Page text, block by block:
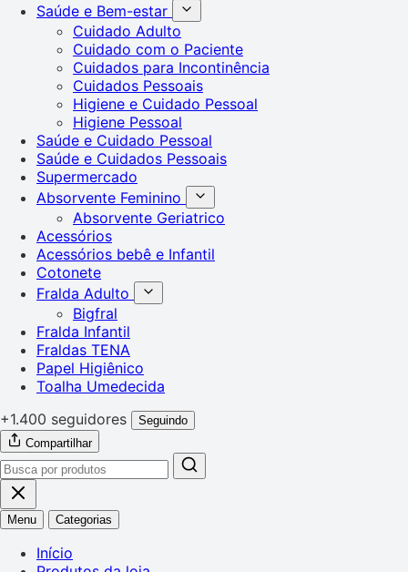
Saúde e Bem-estar
Cuidado Adulto
Cuidado com o Paciente
Cuidados para Incontinência
Cuidados Pessoais
Higiene e Cuidado Pessoal
Higiene Pessoal
Saúde e Cuidado Pessoal
Saúde e Cuidados Pessoais
Supermercado
Absorvente Feminino
Absorvente Geriatrico
Acessórios
Acessórios bebê e Infantil
Cotonete
Fralda Adulto
Bigfral
Fralda Infantil
Fraldas TENA
Papel Higiênico
Toalha Umedecida
+1.400 seguidores
Seguindo
Compartilhar
Menu Categorias
Início